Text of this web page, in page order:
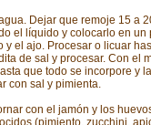
Dejar que remoje 15 a
el líquido y colocarlo en un
el ajo. Procesar o licuar
de sal y procesar. Con el
que todo se incorpore y
con sal y pimienta.
con el jamón y los
(pimiento, zucchini,